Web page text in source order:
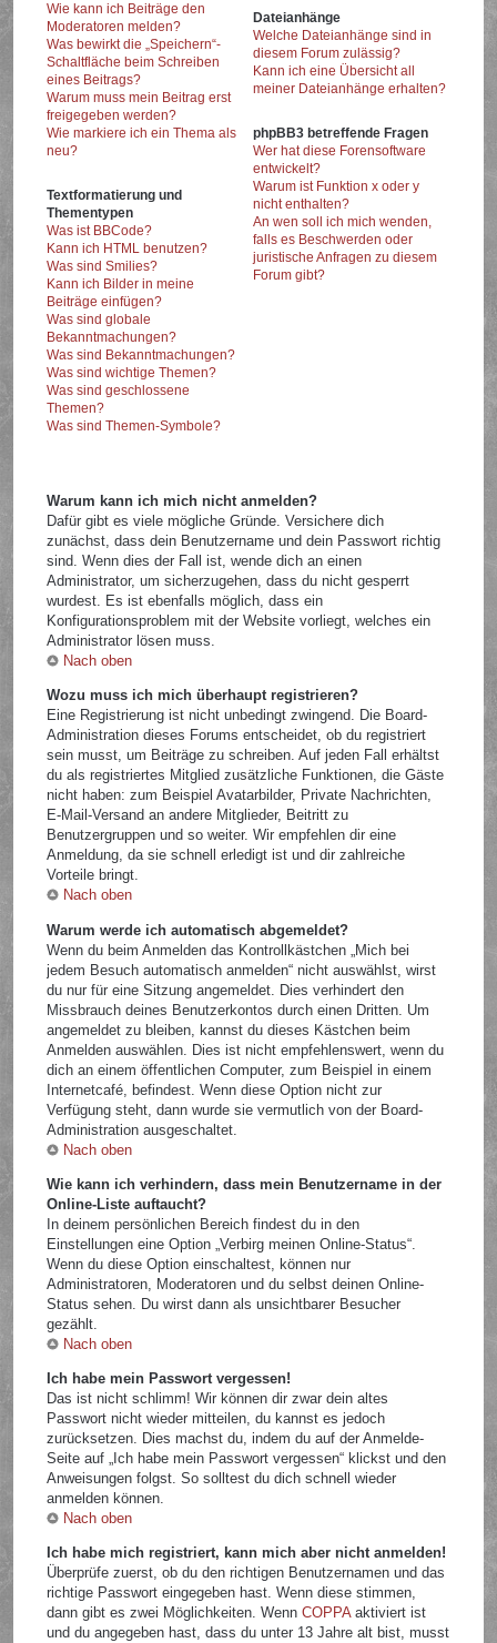
Wie kann ich Beiträge den
Moderatoren melden?
Was bewirkt die „Speichern“-
Schaltfläche beim Schreiben
eines Beitrags?
Warum muss mein Beitrag erst
freigegeben werden?
Wie markiere ich ein Thema als
neu?
Textformatierung und
Thementypen
Was ist BBCode?
Kann ich HTML benutzen?
Was sind Smilies?
Kann ich Bilder in meine
Beiträge einfügen?
Was sind globale
Bekanntmachungen?
Was sind Bekanntmachungen?
Was sind wichtige Themen?
Was sind geschlossene
Themen?
Was sind Themen-Symbole?
Dateianhänge
Welche Dateianhänge sind in
diesem Forum zulässig?
Kann ich eine Übersicht all
meiner Dateianhänge erhalten?
phpBB3 betreffende Fragen
Wer hat diese Forensoftware
entwickelt?
Warum ist Funktion x oder y
nicht enthalten?
An wen soll ich mich wenden,
falls es Beschwerden oder
juristische Anfragen zu diesem
Forum gibt?
Warum kann ich mich nicht anmelden?
Dafür gibt es viele mögliche Gründe. Versichere dich
zunächst, dass dein Benutzername und dein Passwort richtig
sind. Wenn dies der Fall ist, wende dich an einen
Administrator, um sicherzugehen, dass du nicht gesperrt
wurdest. Es ist ebenfalls möglich, dass ein
Konfigurationsproblem mit der Website vorliegt, welches ein
Administrator lösen muss.
Nach oben
Wozu muss ich mich überhaupt registrieren?
Eine Registrierung ist nicht unbedingt zwingend. Die Board-
Administration dieses Forums entscheidet, ob du registriert
sein musst, um Beiträge zu schreiben. Auf jeden Fall erhältst
du als registriertes Mitglied zusätzliche Funktionen, die Gäste
nicht haben: zum Beispiel Avatarbilder, Private Nachrichten,
E-Mail-Versand an andere Mitglieder, Beitritt zu
Benutzergruppen und so weiter. Wir empfehlen dir eine
Anmeldung, da sie schnell erledigt ist und dir zahlreiche
Vorteile bringt.
Nach oben
Warum werde ich automatisch abgemeldet?
Wenn du beim Anmelden das Kontrollkästchen „Mich bei
jedem Besuch automatisch anmelden“ nicht auswählst, wirst
du nur für eine Sitzung angemeldet. Dies verhindert den
Missbrauch deines Benutzerkontos durch einen Dritten. Um
angemeldet zu bleiben, kannst du dieses Kästchen beim
Anmelden auswählen. Dies ist nicht empfehlenswert, wenn du
dich an einem öffentlichen Computer, zum Beispiel in einem
Internetcafé, befindest. Wenn diese Option nicht zur
Verfügung steht, dann wurde sie vermutlich von der Board-
Administration ausgeschaltet.
Nach oben
Wie kann ich verhindern, dass mein Benutzername in der
Online-Liste auftaucht?
In deinem persönlichen Bereich findest du in den
Einstellungen eine Option „Verbirg meinen Online-Status“.
Wenn du diese Option einschaltest, können nur
Administratoren, Moderatoren und du selbst deinen Online-
Status sehen. Du wirst dann als unsichtbarer Besucher
gezählt.
Nach oben
Ich habe mein Passwort vergessen!
Das ist nicht schlimm! Wir können dir zwar dein altes
Passwort nicht wieder mitteilen, du kannst es jedoch
zurücksetzen. Dies machst du, indem du auf der Anmelde-
Seite auf „Ich habe mein Passwort vergessen“ klickst und den
Anweisungen folgst. So solltest du dich schnell wieder
anmelden können.
Nach oben
Ich habe mich registriert, kann mich aber nicht anmelden!
Überprüfe zuerst, ob du den richtigen Benutzernamen und das
richtige Passwort eingegeben hast. Wenn diese stimmen,
dann gibt es zwei Möglichkeiten. WennCOPPAaktiviert ist
und du angegeben hast, dass du unter 13 Jahre alt bist, musst